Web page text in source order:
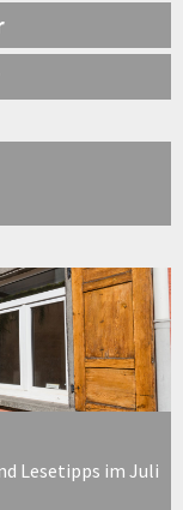
Lesetipps im Juli